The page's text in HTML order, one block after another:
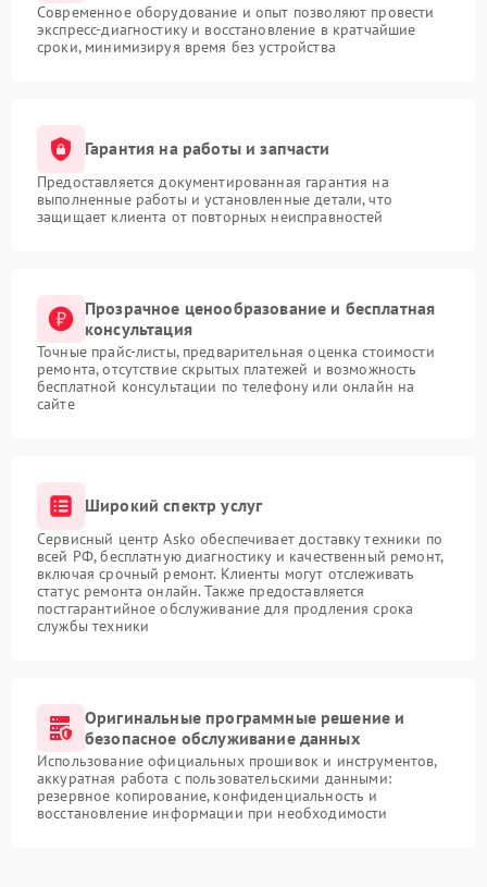
Современное оборудование и опыт позволяют провести
экспресс-диагностику и восстановление в кратчайшие
сроки, минимизируя время без устройства
Гарантия на работы и запчасти
Предоставляется документированная гарантия на
выполненные работы и установленные детали, что
защищает клиента от повторных неисправностей
Прозрачное ценообразование и бесплатная
консультация
Точные прайс-листы, предварительная оценка стоимости
ремонта, отсутствие скрытых платежей и возможность
бесплатной консультации по телефону или онлайн на
сайте
Широкий спектр услуг
Сервисный центр Asko обеспечивает доставку техники по
всей РФ, бесплатную диагностику и качественный ремонт,
включая срочный ремонт. Клиенты могут отслеживать
статус ремонта онлайн. Также предоставляется
постгарантийное обслуживание для продления срока
службы техники
Оригинальные программные решение и
безопасное обслуживание данных
Использование официальных прошивок и инструментов,
аккуратная работа с пользовательскими данными:
резервное копирование, конфиденциальность и
восстановление информации при необходимости